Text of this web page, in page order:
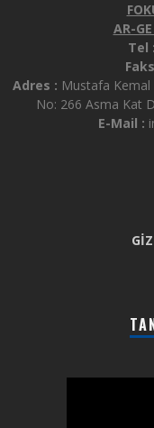
AR-
Tel :
Adres : Mustafa Kemal
No: 266 Asma Kat
E-Mail :